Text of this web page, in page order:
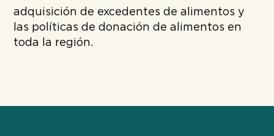
adquisición de excedentes de alimentos y
las políticas de donación de alimentos en
toda la región.